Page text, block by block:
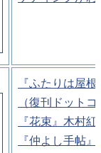
『ふたりは屋
（復刊ドット
『花束』木村
『仲よし手帖